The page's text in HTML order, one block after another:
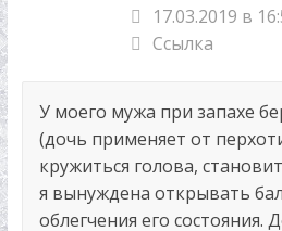
17.03.2019 в
Ссылка
У моего мужа при запахе
(дочь применяет от
кружиться голова,
я вынуждена открывать
облегчения его состояния.